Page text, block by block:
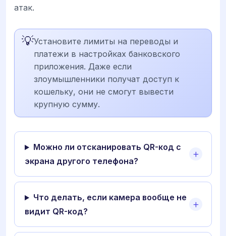
атак.
💡Установите лимиты на переводы и
платежи в настройках банковского
приложения. Даже если
злоумышленники получат доступ к
кошельку, они не смогут вывести
крупную сумму.
Можно ли отсканировать QR-код с
экрана другого телефона?
Что делать, если камера вообще не
видит QR-код?